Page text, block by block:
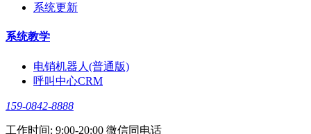
系统更新
系统教学
电销机器人(普通版)
呼叫中心CRM
159-0842-8888
工作时间: 9:00-20:00 微信同电话